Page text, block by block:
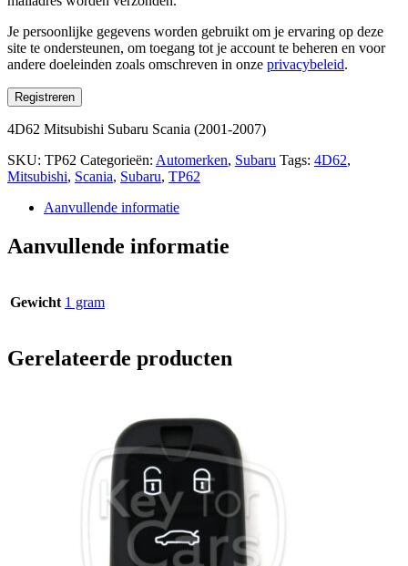
Je persoonlijke gegevens worden gebruikt om je ervaring op deze
site te ondersteunen, om toegang tot je account te beheren en voor
andere doeleinden zoals omschreven in onze privacybeleid.
Registreren
4D62 Mitsubishi Subaru Scania (2001-2007)
SKU: TP62 Categorieën: Automerken, Subaru Tags: 4D62,
Mitsubishi, Scania, Subaru, TP62
Aanvullende informatie
Aanvullende informatie
Gewicht 1 gram
Gerelateerde producten